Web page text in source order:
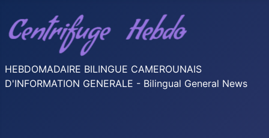
HEBDOMADAIRE BILINGUE CAMEROUNAIS
D'INFORMATION GENERALE - Bilingual General News